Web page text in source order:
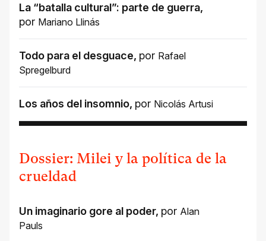
La “batalla cultural”: parte de guerra,
por Mariano Llinás
Todo para el desguace, por Rafael
Spregelburd
Los años del insomnio, por Nicolás Artusi
Dossier: Milei y la política de la
crueldad
Un imaginario gore al poder, por Alan
Pauls